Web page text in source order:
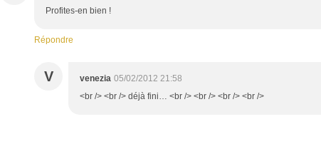
Profites-en bien !
Répondre
V venezia 05/02/2012 21:58
<br /> <br /> déjà fini… <br /> <br /> <br /> <br />